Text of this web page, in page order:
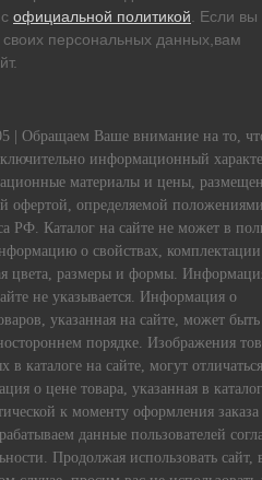
официальной политикой. Если вы
своих персональных данных,вам
| Обращаем Ваше внимание на то,
информационный
материалы и цены,
офертой, определяемой
РФ. Каталог на сайте не может в
о свойствах,
цвета, размеры и формы.
не указывается. Информация о
указанная на сайте, может быть
порядке. Изображения
в каталоге на сайте, могут
о цене товара, указанная в
к моменту оформления заказа
данные пользователей
Продолжая использовать сайт,